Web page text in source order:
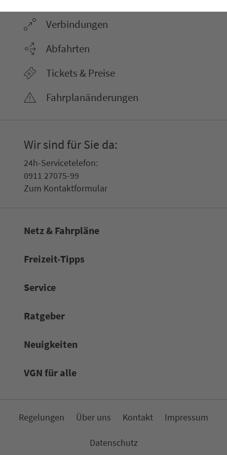
Ver­bin­dungen
Abfahrten
Tickets & Preise
Fahr­plan­ände­rungen
Wir sind für Sie da:
24h-Ser­vice­te­le­fon:
0911 27075-99
Zum Kon­taktformular
Netz & Fahrpläne
Frei­zeit-Tipps
Service
Rat­ge­ber
Neuigkeiten
VGN für alle
Re­ge­lungen Über uns Kon­takt Impressum
Da­ten­schutz